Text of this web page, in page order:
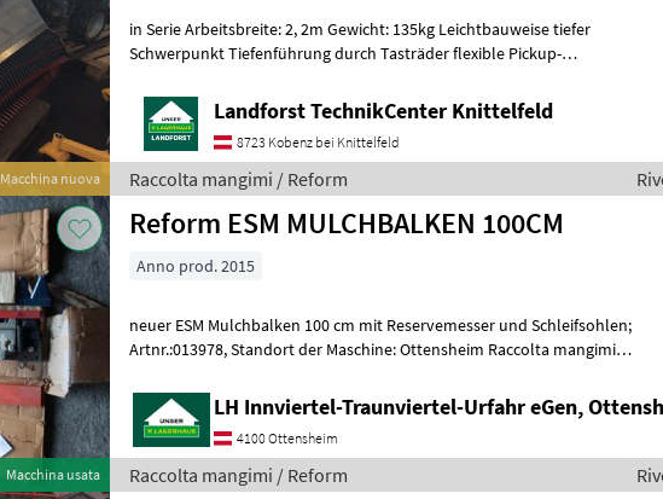
Macchina nuova
in Serie Arbeitsbreite: 2, 2m Gewicht: 135kg Leichtbauweise tiefer
Schwerpunkt Tiefenführung durch Tasträder flexible Pickup-
Landforst TechnikCenter Knittelfeld
8723 Kobenz bei Knittelfeld
Raccolta mangimi / Reform
Macchina usata
Reform ESM MULCHBALKEN 100CM
Anno prod. 2015
neuer ESM Mulchbalken 100 cm mit Reservemesser und Schleifsohlen;
Artnr.:013978, Standort der Maschine: Ottensheim Raccolta mangimi
LH Innviertel-Traunviertel-Urfahr eGen,
4100 Ottensheim
Raccolta mangimi / Reform